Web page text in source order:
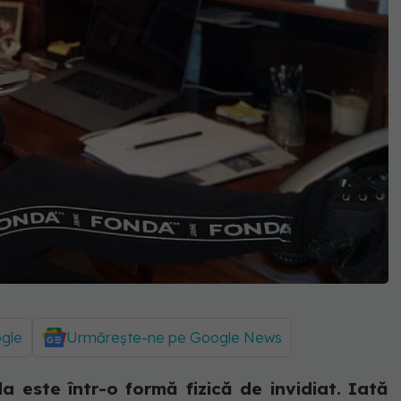
Urmărește-ne pe Google News
este într-o formă fizică de invidiat. Iată